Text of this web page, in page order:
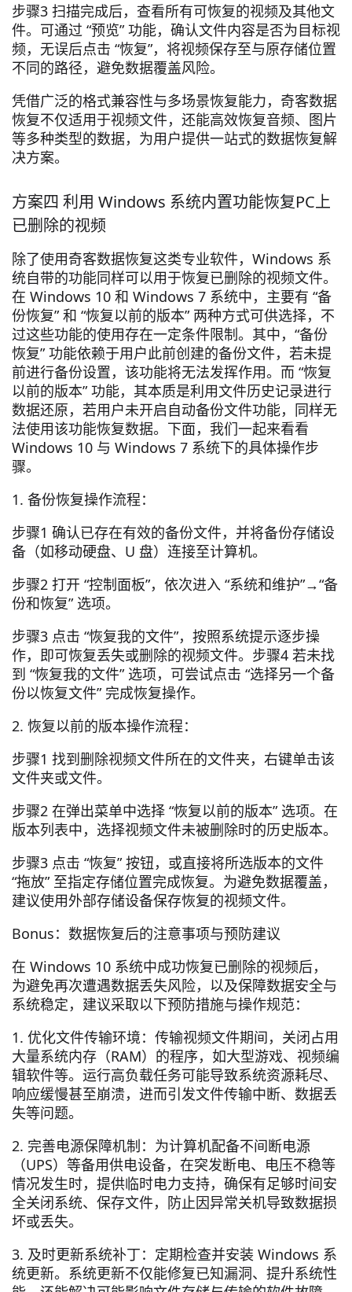
步骤3 扫描完成后，查看所有可恢复的视频及其他文
件。可通过 “预览” 功能，确认文件内容是否为目标视
频，无误后点击 “恢复”，将视频保存至与原存储位置
不同的路径，避免数据覆盖风险。
凭借广泛的格式兼容性与多场景恢复能力，奇客数据
恢复不仅适用于视频文件，还能高效恢复音频、图片
等多种类型的数据，为用户提供一站式的数据恢复解
决方案。
方案四 利用 Windows 系统内置功能恢复PC上
已删除的视频
除了使用奇客数据恢复这类专业软件，Windows 系
统自带的功能同样可以用于恢复已删除的视频文件。
在 Windows 10 和 Windows 7 系统中，主要有 “备
份恢复” 和 “恢复以前的版本” 两种方式可供选择，不
过这些功能的使用存在一定条件限制。其中，“备份
恢复” 功能依赖于用户此前创建的备份文件，若未提
前进行备份设置，该功能将无法发挥作用。而 “恢复
以前的版本” 功能，其本质是利用文件历史记录进行
数据还原，若用户未开启自动备份文件功能，同样无
法使用该功能恢复数据。下面，我们一起来看看
Windows 10 与 Windows 7 系统下的具体操作步
骤。
1. 备份恢复操作流程：
步骤1 确认已存在有效的备份文件，并将备份存储设
备（如移动硬盘、U 盘）连接至计算机。
步骤2 打开 “控制面板”，依次进入 “系统和维护”→“备
份和恢复” 选项。
步骤3 点击 “恢复我的文件”，按照系统提示逐步操
作，即可恢复丢失或删除的视频文件。步骤4 若未找
到 “恢复我的文件” 选项，可尝试点击 “选择另一个备
份以恢复文件” 完成恢复操作。
2. 恢复以前的版本操作流程：
步骤1 找到删除视频文件所在的文件夹，右键单击该
文件夹或文件。
步骤2 在弹出菜单中选择 “恢复以前的版本” 选项。在
版本列表中，选择视频文件未被删除时的历史版本。
步骤3 点击 “恢复” 按钮，或直接将所选版本的文件
“拖放” 至指定存储位置完成恢复。为避免数据覆盖，
建议使用外部存储设备保存恢复的视频文件。
Bonus：数据恢复后的注意事项与预防建议
在 Windows 10 系统中成功恢复已删除的视频后，
为避免再次遭遇数据丢失风险，以及保障数据安全与
系统稳定，建议采取以下预防措施与操作规范：
1. 优化文件传输环境：传输视频文件期间，关闭占用
大量系统内存（RAM）的程序，如大型游戏、视频编
辑软件等。运行高负载任务可能导致系统资源耗尽、
响应缓慢甚至崩溃，进而引发文件传输中断、数据丢
失等问题。
2. 完善电源保障机制：为计算机配备不间断电源
（UPS）等备用供电设备，在突发断电、电压不稳等
情况发生时，提供临时电力支持，确保有足够时间安
全关闭系统、保存文件，防止因异常关机导致数据损
坏或丢失。
3. 及时更新系统补丁：定期检查并安装 Windows 系
统更新。系统更新不仅能修复已知漏洞、提升系统性